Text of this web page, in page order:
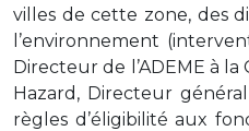
villes de cette zone, des
l’environnement
Directeur de l’ADEME à
Hazard, Directeur
règles d’éligibilité aux